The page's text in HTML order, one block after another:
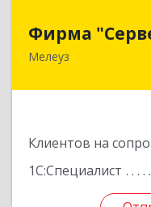
Фирма
Мелеуз
Клиентов на
1С:Специалист
453852,